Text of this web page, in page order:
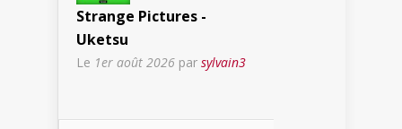
Strange Pictures -
Uketsu
Le 1er août 2026 par sylvain3